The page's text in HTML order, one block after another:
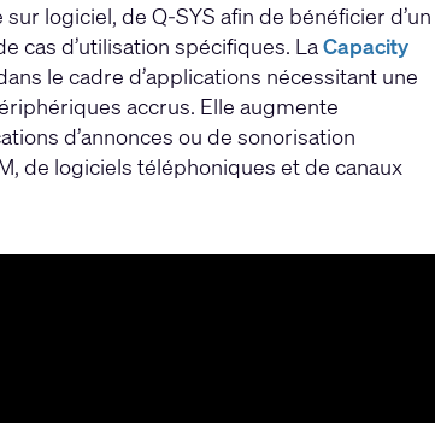
logiciel, de Q-SYS afin de bénéficier d’un
cas d’utilisation spécifiques. LaCapacity
le cadre d’applications nécessitant une
accrus. Elle augmente
d’annonces ou de sonorisation
de logiciels téléphoniques et de canaux